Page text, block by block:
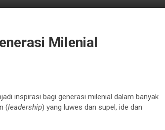
Milenial
inspirasi bagi generasi milenial dalam banyak
(leadership) yang luwes dan supel, ide dan